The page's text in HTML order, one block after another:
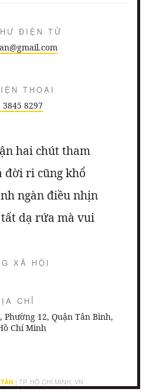
ĐIỆN TỬ
THOẠI
3845 8297
hai chút tham
đời ri cũng khổ
ngàn điều nhịn
dạ rứa mà vui
XÃ HỘI
CHỈ
12, Quận Tân Bình,
Chí Minh
| TP. HỒ CHÍ MINH, VN